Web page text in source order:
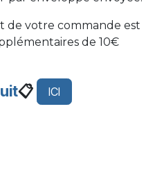
de votre commande est
de 10€
📋 ICI